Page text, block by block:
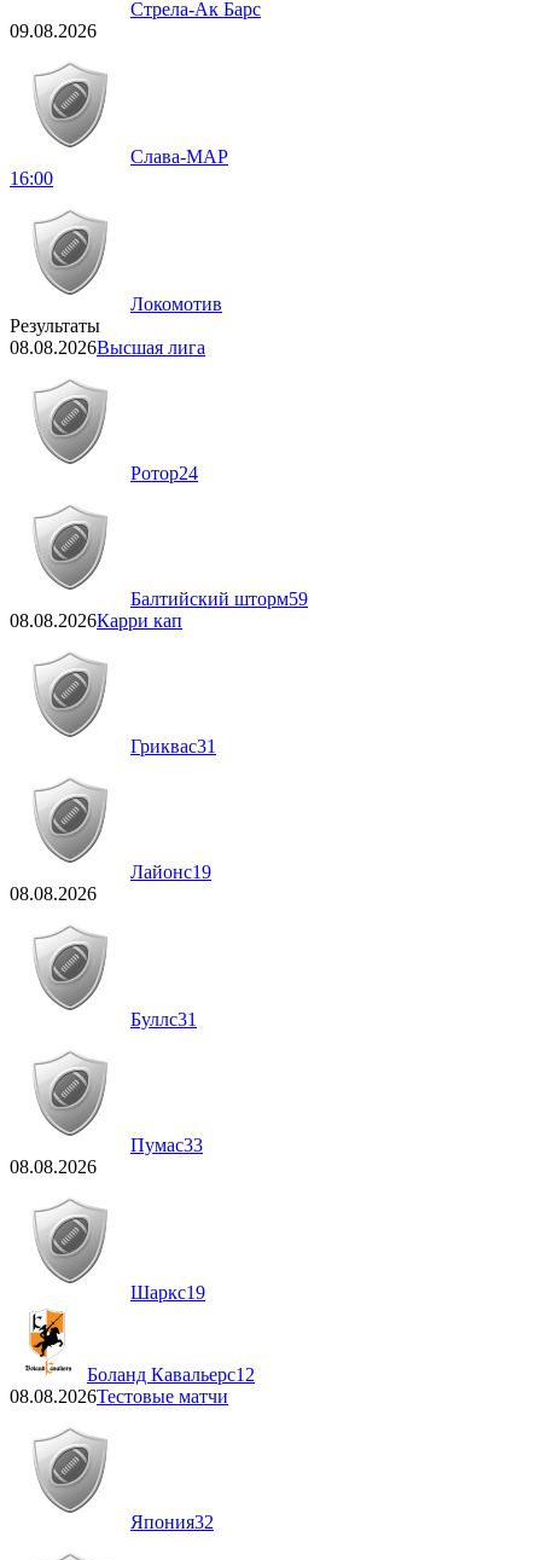
Стрела-Ак Барс
09.08.2026
Слава-МАР
16:00
Локомотив
Результаты
08.08.2026Высшая лига
Ротор24
Балтийский шторм59
08.08.2026Карри кап
Гриквас31
Лайонс19
08.08.2026
Буллс31
Пумас33
08.08.2026
Шаркс19
Боланд Кавальерс12
08.08.2026Тестовые матчи
Япония32